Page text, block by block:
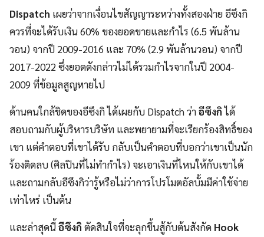
Dispatch เผยว่าจากเงื่อนไขสัญญาระหว่างทั้งสองฝ่าย อีซึงกิ
ควรที่จะได้รับเงิน 60% ของยอดขายและกำไร (6.5 พันล้าน
วอน) จากปี 2009-2016 และ 70% (2.9 พันล้านวอน) จากปี
2017-2022 ซึ่งยอดดังกล่าวไม่ได้รวมกำไรจากในปี 2004-
2009 ที่ข้อมูลสูญหายไป
ด้านคนใกล้ชิดของอีซึงกิ ได้เผยกับ Dispatch ว่าอีซึงกิได้
สอบถามกับผู้บริหารบริษัท และพยายามที่จะเรียกร้องสิทธิ์ของ
เขา แต่คำตอบที่เขาได้รับ กลับเป็นคำตอบที่บอกว่าเขาเป็นนัก
ร้องติดลบ (ศิลปินที่ไม่ทำกำไร) จะเอาเงินที่ไหนให้กับเขาได้
และถามกลับอีซึงกิว่ารู้หรือไม่ว่าการโปรโมตอัลบั้มมีค่าใช้จ่าย
เท่าไหร่ เป็นต้น
และล่าสุดนี้อีซึงกิ ตัดสินใจที่จะลุกขึ้นสู้กับต้นสังกัด Hook